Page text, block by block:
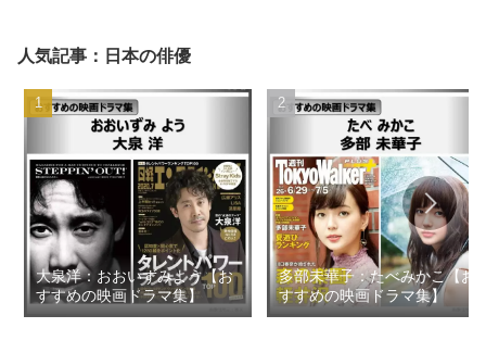
人気記事：日本の俳優
大泉洋：おおいずみよう【お
すすめの映画ドラマ集】
多部未華子：たべみかこ【お
すすめの映画ドラマ集】